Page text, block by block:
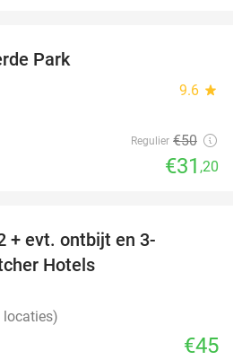
Park
9.6 star
Regulier €50
€31 ,20
+ evt. ontbijt en 3-
Hotels
locaties)
€45